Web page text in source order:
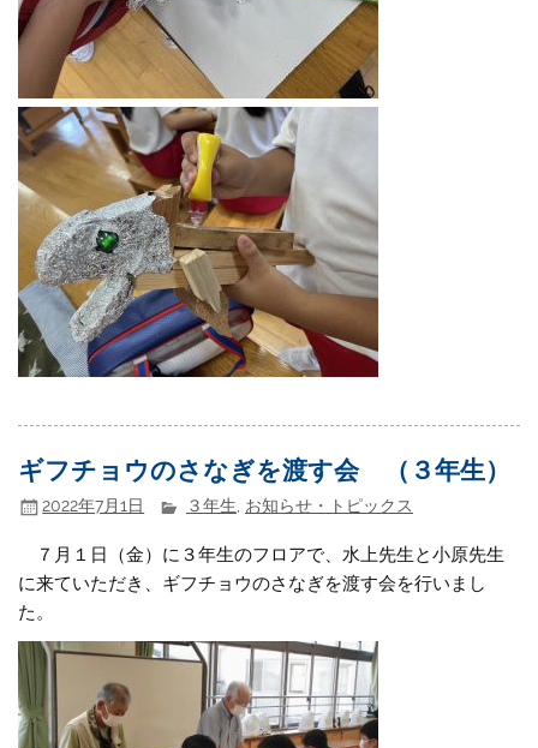
ギフチョウのさなぎを渡す会 （３年生）
2022年7月1日 ３年生, お知らせ・トピックス
７月１日（金）に３年生のフロアで、水上先生と小原先生
に来ていただき、ギフチョウのさなぎを渡す会を行いまし
た。